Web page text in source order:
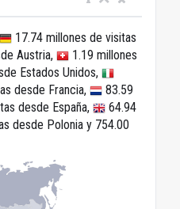
17.74 millones de visitas
Austria,
1.19 millones
Estados Unidos,
desde Francia,
83.59
desde España,
64.94
desde Polonia y 754.00